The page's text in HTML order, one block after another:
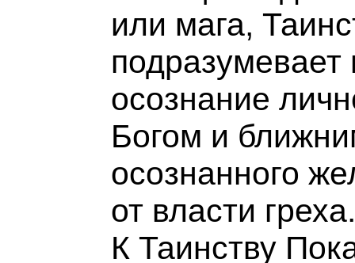
или мага,
осознание
Богом и
осознанного
от власти греха.
К Таинству